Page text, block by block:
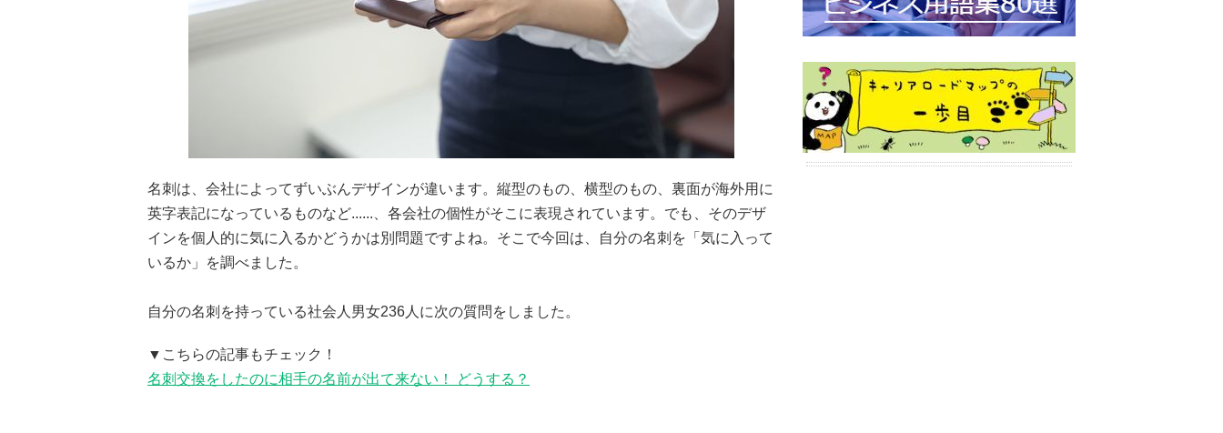
名刺は、会社によってずいぶんデザインが違います。縦型のもの、横型のもの、裏面が海外用に
英字表記になっているものなど......、各会社の個性がそこに表現されています。でも、そのデザ
インを個人的に気に入るかどうかは別問題ですよね。そこで今回は、自分の名刺を「気に入って
いるか」を調べました。
自分の名刺を持っている社会人男女236人に次の質問をしました。
▼こちらの記事もチェック！
名刺交換をしたのに相手の名前が出て来ない！ どうする？